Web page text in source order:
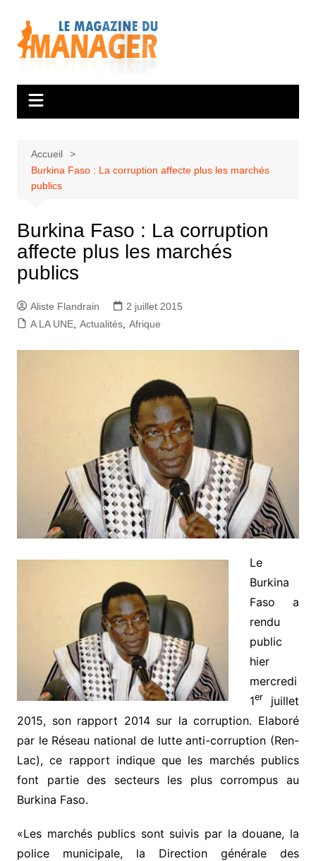
contenu
Accueil
Burkina Faso : La corruption affecte plus les marchés
publics
Burkina Faso : La corruption
affecte plus les marchés
publics
Aliste Flandrain
2 juillet 2015
A LA UNE, Actualités, Afrique
Le
Burkina
Faso a
rendu
public
hier
mercredi
1erjuillet
2015, son rapport 2014 sur la corruption. Elaboré
par le Réseau national de lutte anti-corruption (Ren-
Lac), ce rapport indique que les marchés publics
font partie des secteurs les plus corrompus au
Burkina Faso.
«Les marchés publics sont suivis par la douane, la
police municipale, la Direction générale des